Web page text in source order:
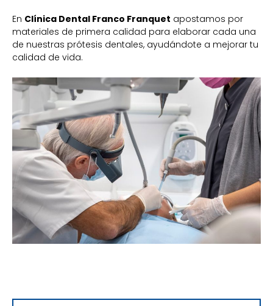
En Clínica Dental Franco Franquet apostamos por
materiales de primera calidad para elaborar cada una
de nuestras prótesis dentales, ayudándote a mejorar tu
calidad de vida.